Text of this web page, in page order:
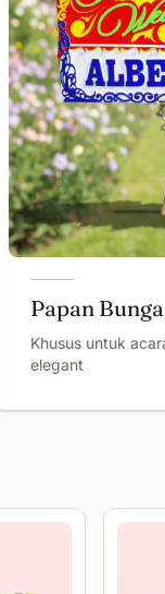
Papan
Khusus untuk
elegant